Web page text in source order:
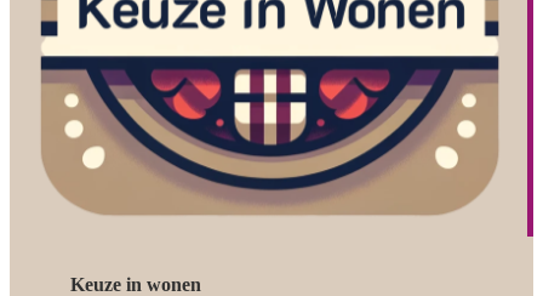
Keuze in wonen